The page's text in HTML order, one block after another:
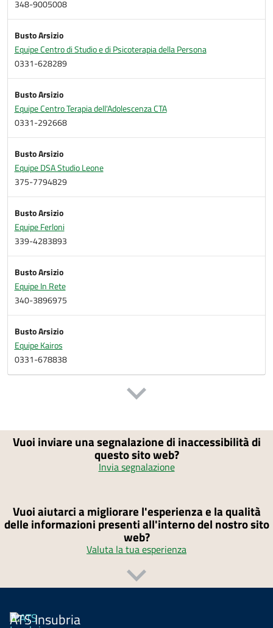
348-9005008
Busto Arsizio
Equipe Centro di Studio e di Psicoterapia della Persona
0331-628289
Busto Arsizio
Equipe Centro Terapia dell'Adolescenza CTA
0331-292668
Busto Arsizio
Equipe DSA Studio Leone
375-7794829
Busto Arsizio
Equipe Ferloni
339-4283893
Busto Arsizio
Equipe In Rete
340-3896975
Busto Arsizio
Equipe Kairos
0331-678838
Vuoi inviare una segnalazione di inaccessibilità di
questo sito web?
Invia segnalazione
Vuoi aiutarci a migliorare l'esperienza e la qualità
delle informazioni presenti all'interno del nostro sito
web?
Valuta la tua esperienza
ATS Insubria